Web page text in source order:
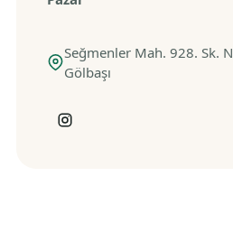
Seğmenler Mah. 928. Sk.
Gölbaşı